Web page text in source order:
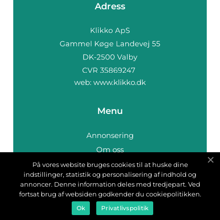
Adress
web: www.klikko.dk
Menu
Annonsering
Om oss
Cookies
Kontakta oss
Sitemap
På vores website bruges cookies til at huske dine
indstillinger, statistik og personalisering af indhold og
annoncer. Denne information deles med tredjepart. Ved
fortsat brug af websiden godkender du cookiepolitikken.
Ok Privatlivspolitik